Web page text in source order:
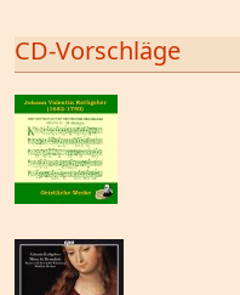
CD-Vorschläge